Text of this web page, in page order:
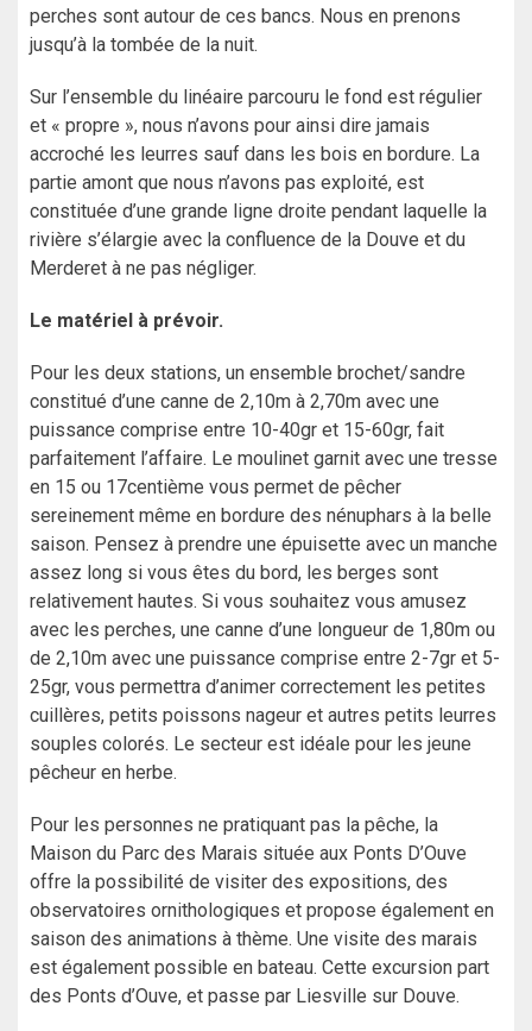
perches sont autour de ces bancs. Nous en prenons
jusqu’à la tombée de la nuit.
Sur l’ensemble du linéaire parcouru le fond est régulier
et « propre », nous n’avons pour ainsi dire jamais
accroché les leurres sauf dans les bois en bordure. La
partie amont que nous n’avons pas exploité, est
constituée d’une grande ligne droite pendant laquelle la
rivière s’élargie avec la confluence de la Douve et du
Merderet à ne pas négliger.
Le matériel à prévoir.
Pour les deux stations, un ensemble brochet/sandre
constitué d’une canne de 2,10m à 2,70m avec une
puissance comprise entre 10-40gr et 15-60gr, fait
parfaitement l’affaire. Le moulinet garnit avec une tresse
en 15 ou 17centième vous permet de pêcher
sereinement même en bordure des nénuphars à la belle
saison. Pensez à prendre une épuisette avec un manche
assez long si vous êtes du bord, les berges sont
relativement hautes. Si vous souhaitez vous amusez
avec les perches, une canne d’une longueur de 1,80m ou
de 2,10m avec une puissance comprise entre 2-7gr et 5-
25gr, vous permettra d’animer correctement les petites
cuillères, petits poissons nageur et autres petits leurres
souples colorés. Le secteur est idéale pour les jeune
pêcheur en herbe.
Pour les personnes ne pratiquant pas la pêche, la
Maison du Parc des Marais située aux Ponts D’Ouve
offre la possibilité de visiter des expositions, des
observatoires ornithologiques et propose également en
saison des animations à thème. Une visite des marais
est également possible en bateau. Cette excursion part
des Ponts d’Ouve, et passe par Liesville sur Douve.